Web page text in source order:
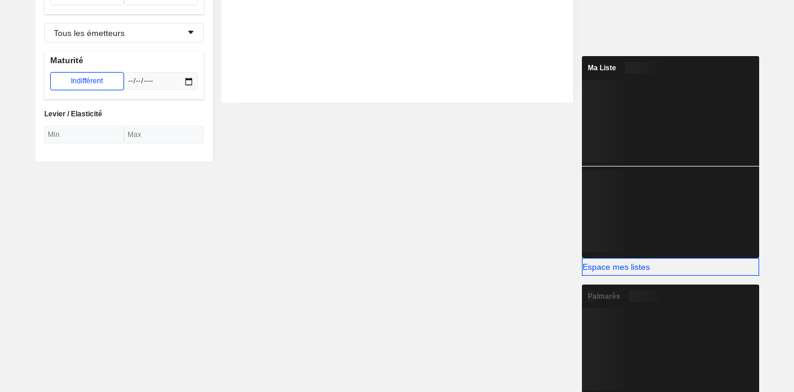
Tous les émetteurs
Maturité
Indifférent
Levier / Elasticité
Ma Liste
Espace mes listes
Palmarès